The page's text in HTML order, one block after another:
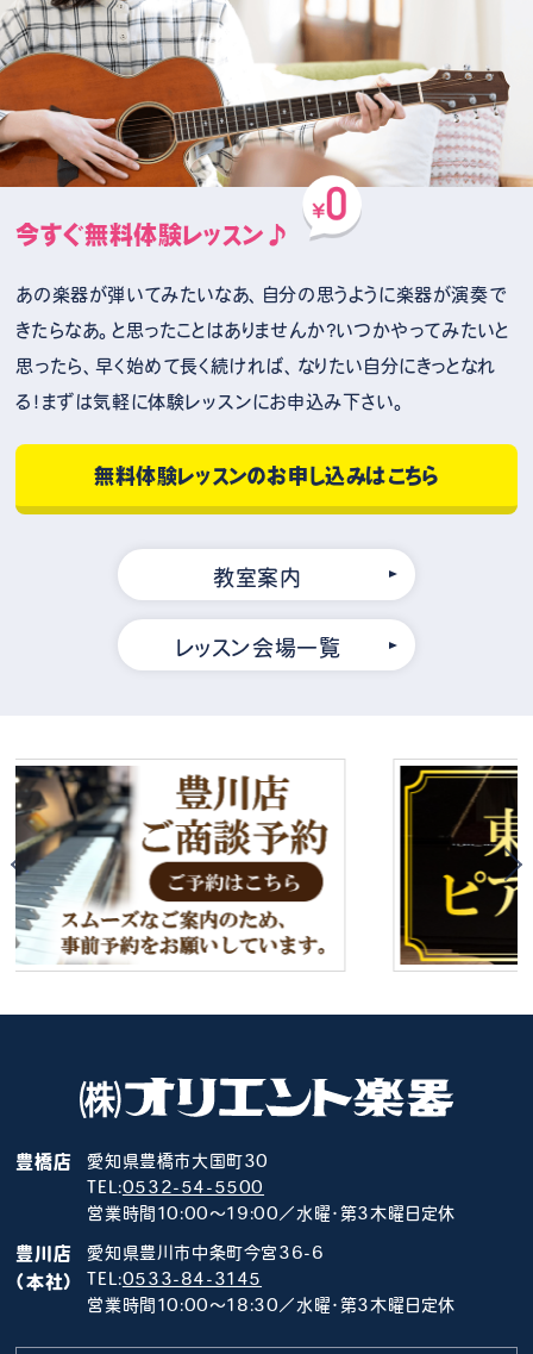
今すぐ無料体験レッスン♪
あの楽器が弾いてみたいなあ、自分の思うように楽器が演奏で
きたらなあ。と思ったことはありませんか？いつかやってみたいと
思ったら、早く始めて長く続ければ、なりたい自分にきっとなれ
る！まずは気軽に体験レッスンにお申込み下さい。
無料体験レッスンのお申し込みはこちら
教室案内
レッスン会場一覧
豊橋店
愛知県豊橋市大国町30
TEL:0532-54-5500
営業時間10:00～19:00／水曜･第3木曜日定休
豊川店
（本社）
愛知県豊川市中条町今宮36-6
TEL:0533-84-3145
営業時間10:00～18:30／水曜･第3木曜日定休